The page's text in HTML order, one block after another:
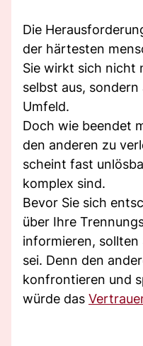
Die
der härtesten
Sie wirkt sich nicht
selbst aus,
Umfeld.
Doch wie beendet
den anderen zu
scheint fast
komplex sind.
Bevor Sie sich
über Ihre
informieren, sollten
sei. Denn den
konfrontieren und
würde das